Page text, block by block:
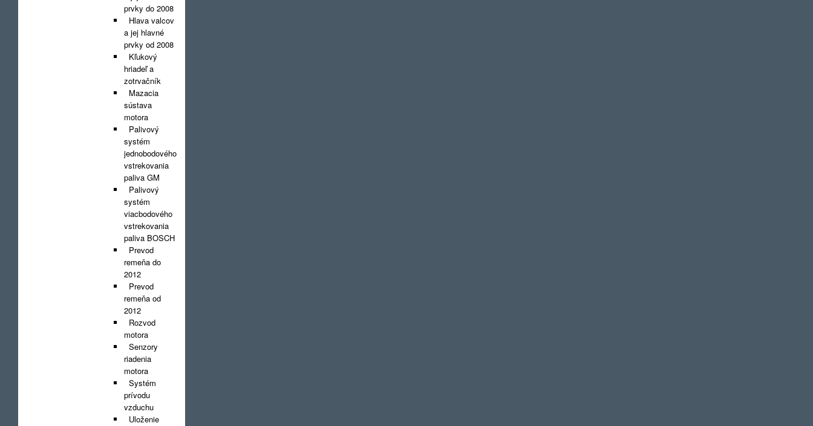
prvky do 2008
Hlava valcov
a jej hlavné
prvky od 2008
Kľukový
hriadeľ a
zotrvačník
Mazacia
sústava
motora
Palivový
systém
jednobodového
vstrekovania
paliva GM
Palivový
systém
viacbodového
vstrekovania
paliva BOSCH
Prevod
remeňa do
2012
Prevod
remeňa od
2012
Rozvod
motora
Senzory
riadenia
motora
Systém
prívodu
vzduchu
Uloženie